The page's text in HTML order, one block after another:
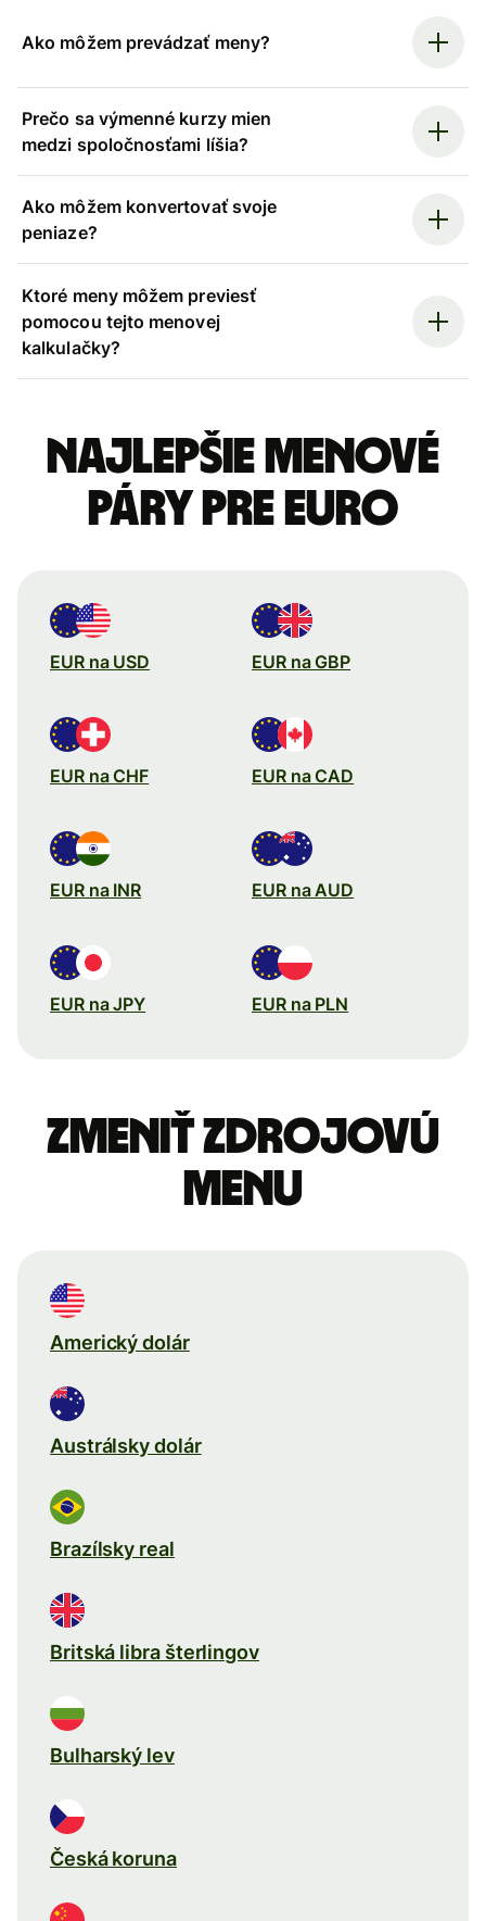
Ako môžem prevádzať meny?
Prečo sa výmenné kurzy mien
medzi spoločnosťami líšia?
Ako môžem konvertovať svoje
peniaze?
Ktoré meny môžem previesť
pomocou tejto menovej
kalkulačky?
Najlepšie menové
páry pre Euro
EUR na USD EUR na GBP
EUR na CHF EUR na CAD
EUR na INR EUR na AUD
EUR na JPY EUR na PLN
Zmeniť zdrojovú
menu
Americký dolár
Austrálsky dolár
Brazílsky real
Britská libra šterlingov
Bulharský lev
Česká koruna